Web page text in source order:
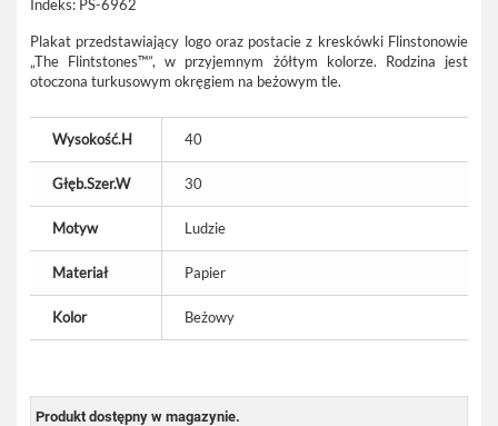
Indeks: PS-6962
Plakat przedstawiający logo oraz postacie z kreskówki Flinstonowie
„The Flintstones™”, w przyjemnym żółtym kolorze. Rodzina jest
otoczona turkusowym okręgiem na beżowym tle.
Wysokość.H 40
Głęb.Szer.W 30
Motyw Ludzie
Materiał Papier
Kolor Beżowy
Produkt dostępny w magazynie.